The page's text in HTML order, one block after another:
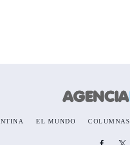
EL MUNDO COLUMNAS